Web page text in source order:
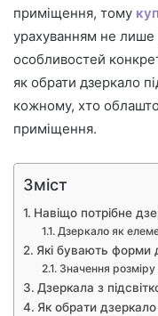
приміщення, тому
урахуванням не
особливостей
як обрати дзеркало
кожному, хто
приміщення.
Зміст
Навіщо потрібне
Дзеркало як
Які бувають форми
Значення
Дзеркала з
Як обрати дзеркало